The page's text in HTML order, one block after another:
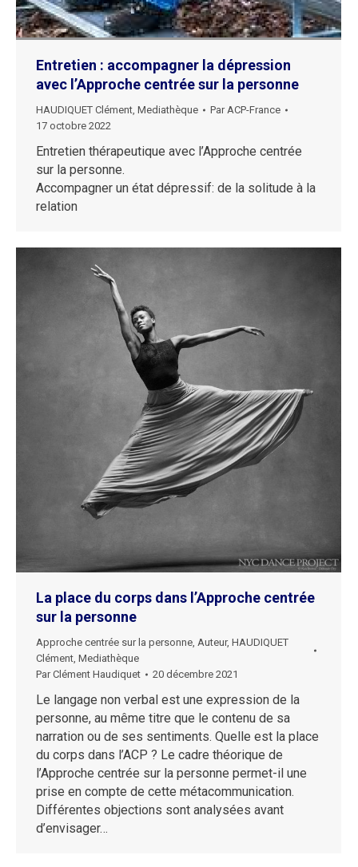
Entretien : accompagner la dépression
avec l’Approche centrée sur la personne
HAUDIQUET Clément Mediathèque Par ACP-France
17 octobre 2022
Entretien thérapeutique avec l’Approche centrée
sur la personne.
Accompagner un état dépressif: de la solitude à la
relation
La place du corps dans l’Approche centrée
sur la personne
Approche centrée sur la personne, Auteur, HAUDIQUET
Clément, Mediathèque
ParClément Haudiquet 20 décembre 2021
Le langage non verbal est une expression de la
personne, au même titre que le contenu de sa
narration ou de ses sentiments. Quelle est la place
du corps dans l’ACP ? Le cadre théorique de
l’Approche centrée sur la personne permet-il une
prise en compte de cette métacommunication.
Différentes objections sont analysées avant
d’envisager…